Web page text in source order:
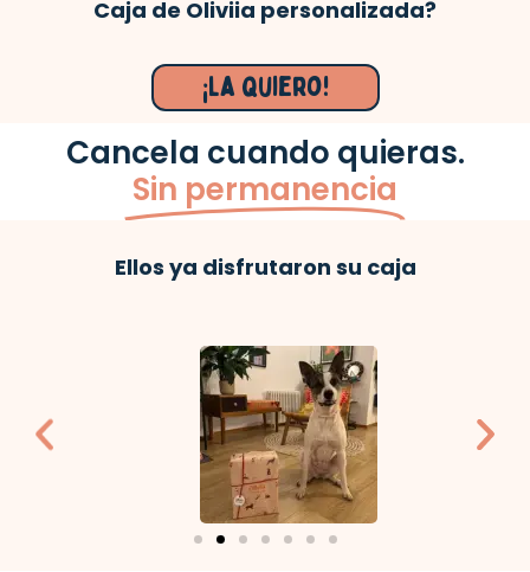
Caja de Oliviia personalizada?
¡La quiero!
Cancela cuando quieras.
Sin permanencia
Ellos ya disfrutaron su caja